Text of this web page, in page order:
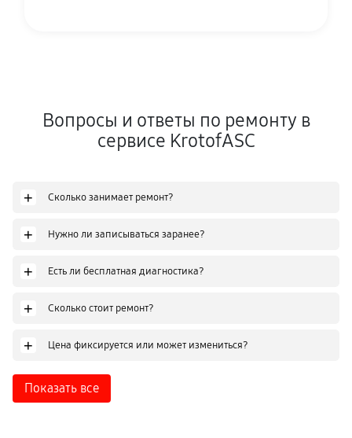
Вопросы и ответы по ремонту в
сервисе KrotofASC
+ Сколько занимает ремонт?
+ Нужно ли записываться заранее?
+ Есть ли бесплатная диагностика?
+ Сколько стоит ремонт?
+ Цена фиксируется или может измениться?
Показать все